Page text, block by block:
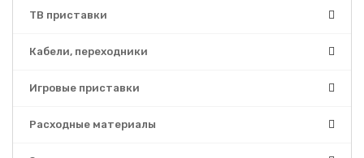
ТВ приставки
Кабели, переходники
Игровые приставки
Расходные материалы